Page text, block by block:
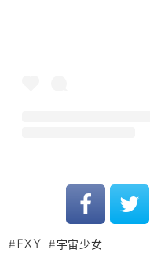
EXY 宇宙少女